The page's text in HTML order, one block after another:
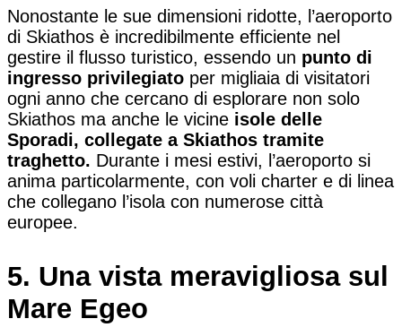
Nonostante le sue dimensioni ridotte, l’aeroporto
di Skiathos è incredibilmente efficiente nel
gestire il flusso turistico, essendo un punto di
ingresso privilegiato per migliaia di visitatori
ogni anno che cercano di esplorare non solo
Skiathos ma anche le vicine isole delle
Sporadi, collegate a Skiathos tramite
traghetto. Durante i mesi estivi, l’aeroporto si
anima particolarmente, con voli charter e di linea
che collegano l’isola con numerose città
europee.
5. Una vista meravigliosa sul
Mare Egeo